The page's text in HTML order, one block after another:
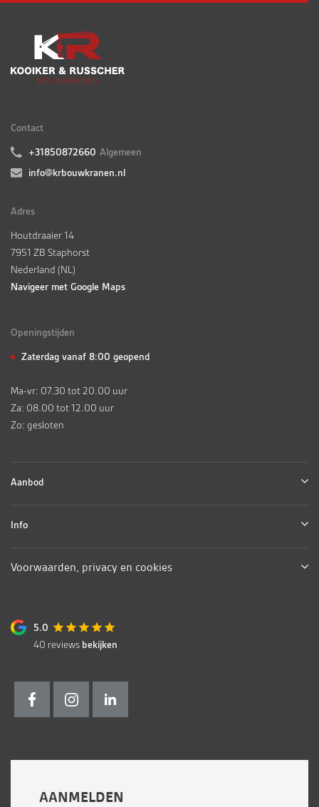
AANMELDEN
Contact
+31850872660 Algemeen
info@krbouwkranen.nl
Adres
Houtdraaier 14
7951 ZB Staphorst
Nederland (NL)
Navigeer met Google Maps
Openingstijden
Zaterdag vanaf 8:00 geopend
Ma-vr: 07.30 tot 20.00 uur
Za: 08.00 tot 12.00 uur
Zo: gesloten
Aanbod
Info
5.0
40 reviews bekijken
Voorwaarden, privacy en cookies